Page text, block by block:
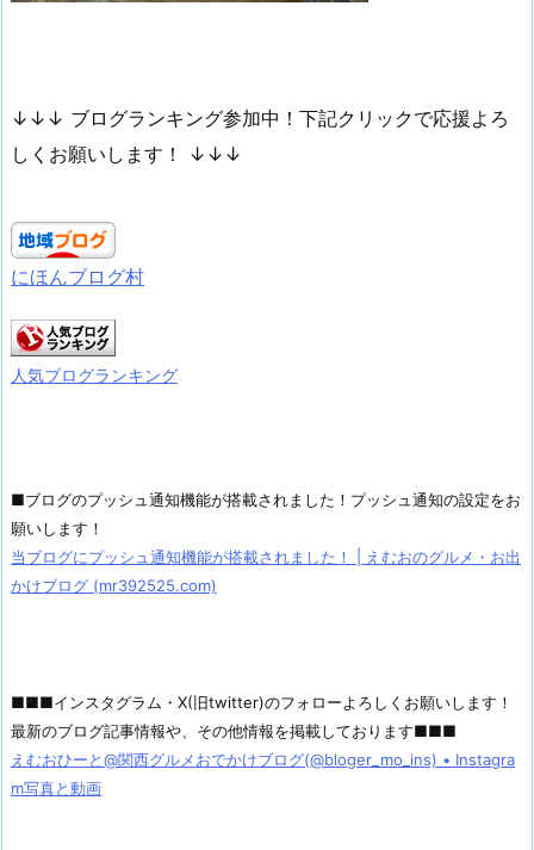
↓↓↓ ブログランキング参加中！下記クリックで応援よろ
しくお願いします！ ↓↓↓
にほんブログ村
人気ブログランキング
■ブログのプッシュ通知機能が搭載されました！プッシュ通知の設定をお
願いします！
当ブログにプッシュ通知機能が搭載されました！ | えむおのグルメ・お出
かけブログ (mr392525.com)
■■■インスタグラム・X(旧twitter)のフォローよろしくお願いします！
最新のブログ記事情報や、その他情報を掲載しております■■■
えむおひーと@関西グルメおでかけブログ(@bloger_mo_ins) • Instagra
m写真と動画